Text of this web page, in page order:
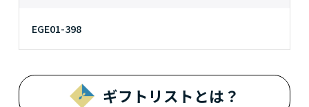
EGE01-398
ギフトリストとは？